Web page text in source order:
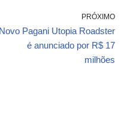
PRÓXIMO
Novo Pagani Utopia Roadster
é anunciado por R$ 17
milhões